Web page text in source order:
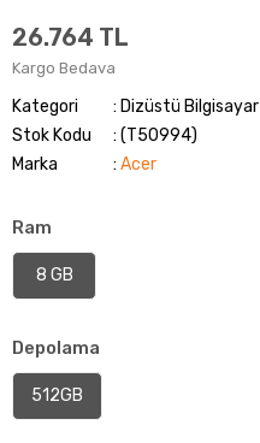
26.764 TL
Kargo Bedava
Kategori
Dizüstü Bilgisayar
Stok Kodu
(T50994)
Marka
: Acer
Ram
8 GB
Depolama
512GB